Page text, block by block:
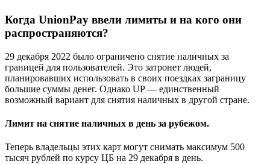
Когда UnionPay ввели лимиты и на кого они
распространяются?
29 декабря 2022 было ограничено снятие наличных за
границей для пользователей. Это затронет людей,
планировавших использовать в своих поездках заграницу
большие суммы денег. Однако UP — единственный
возможный вариант для снятия наличных в другой стране.
Лимит на снятие наличных в день за рубежом.
Теперь владельцы этих карт могут снимать максимум 500
тысяч рублей по курсу ЦБ на 29 декабря в день.